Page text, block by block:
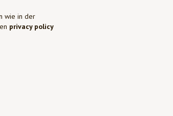
wie in der
privacy policy